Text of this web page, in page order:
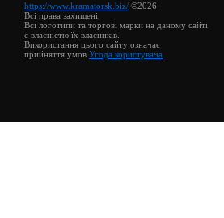
https://www.kramatorsk.biz/ ©2026
Всі права захищені.
Всі логотипи та торгові марки на даному сайті
є власністю їх власників.
Використання цього сайту означає
прийняття умов Угода користувача